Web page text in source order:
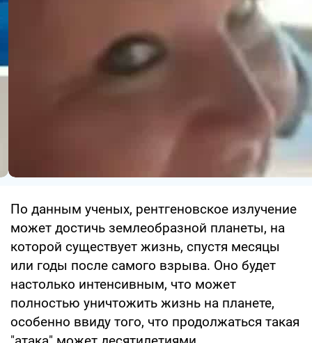
По данным ученых, рентгеновское излучение
может достичь землеобразной планеты, на
которой существует жизнь, спустя месяцы
или годы после самого взрыва. Оно будет
настолько интенсивным, что может
полностью уничтожить жизнь на планете,
особенно ввиду того, что продолжаться такая